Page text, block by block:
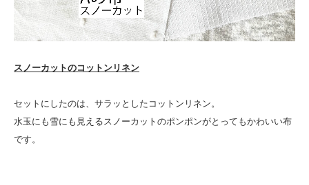
スノーカットのコットンリネン
セットにしたのは、サラッとしたコットンリネン。
水玉にも雪にも見えるスノーカットのポンポンがとってもかわいい布
です。